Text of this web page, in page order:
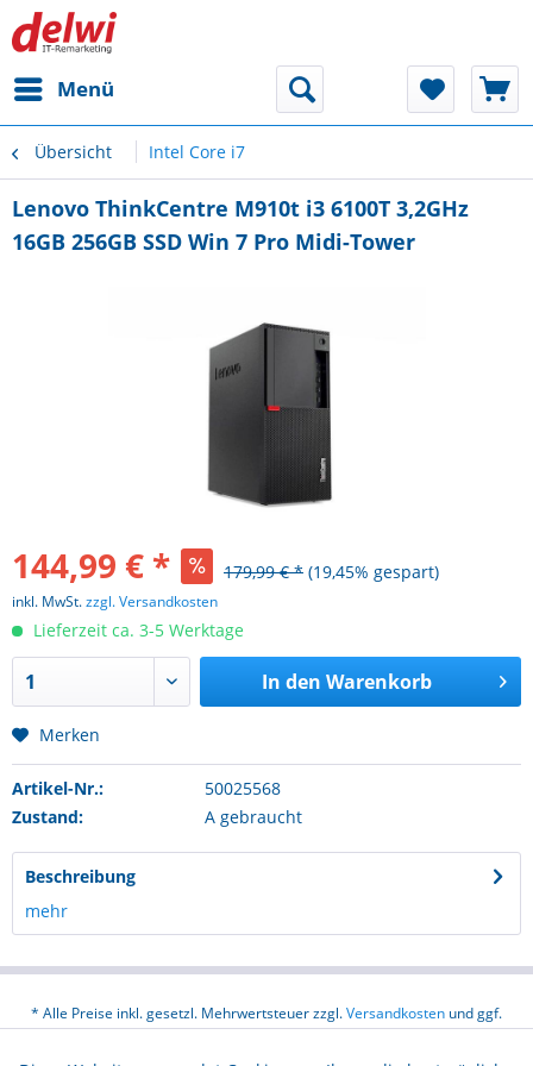
Menü
Übersicht Intel Core i7
Lenovo ThinkCentre M910t i3 6100T 3,2GHz
16GB 256GB SSD Win 7 Pro Midi-Tower
144,99 € * 179,99 € * (19,45% gespart)
inkl. MwSt.zzgl. Versandkosten
Lieferzeit ca. 3-5 Werktage
In den Warenkorb
Merken
Artikel-Nr.:
50025568
Zustand:
A gebraucht
Beschreibung
mehr
* Alle Preise inkl. gesetzl. Mehrwertsteuer zzgl.Versandkosten und ggf.